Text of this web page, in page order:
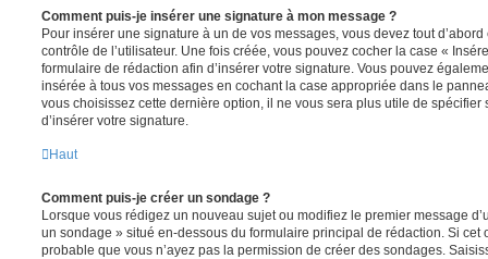
Comment puis-je insérer une signature à mon message ?
Pour insérer une signature à un de vos messages, vous devez tout
contrôle de l’utilisateur. Une fois créée, vous pouvez cocher la case «
formulaire de rédaction afin d’insérer votre signature. Vous pouvez
insérée à tous vos messages en cochant la case appropriée dans le
vous choisissez cette dernière option, il ne vous sera plus utile de
d’insérer votre signature.
Haut
Comment puis-je créer un sondage ?
Lorsque vous rédigez un nouveau sujet ou modifiez le premier message
un sondage » situé en-dessous du formulaire principal de rédaction. Si cet
probable que vous n’ayez pas la permission de créer des sondages.